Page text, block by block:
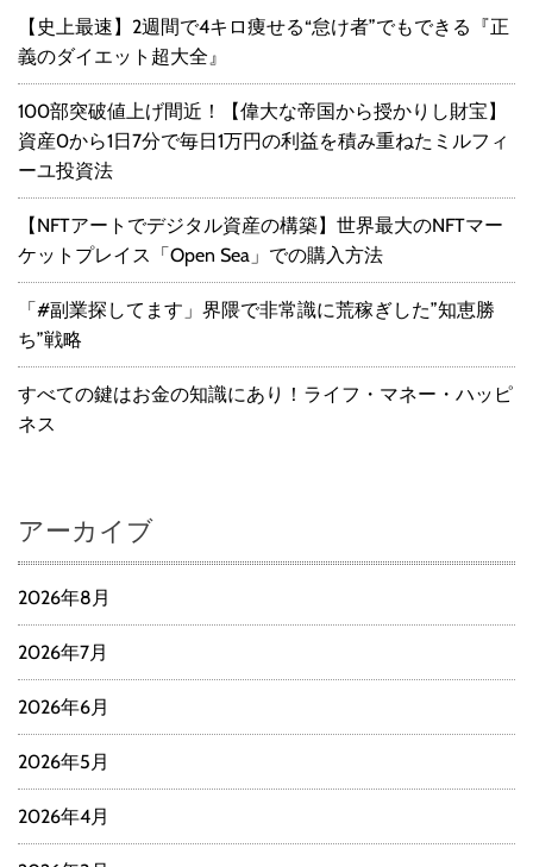
【史上最速】2週間で4キロ痩せる“怠け者”でもできる『正
義のダイエット超大全』
100部突破値上げ間近！【偉大な帝国から授かりし財宝】
資産0から1日7分で毎日1万円の利益を積み重ねたミルフィ
ーユ投資法
【NFTアートでデジタル資産の構築】世界最大のNFTマー
ケットプレイス「Open Sea」での購入方法
「#副業探してます」界隈で非常識に荒稼ぎした”知恵勝
ち”戦略
すべての鍵はお金の知識にあり！ライフ・マネー・ハッピ
ネス
アーカイブ
2026年8月
2026年7月
2026年6月
2026年5月
2026年4月